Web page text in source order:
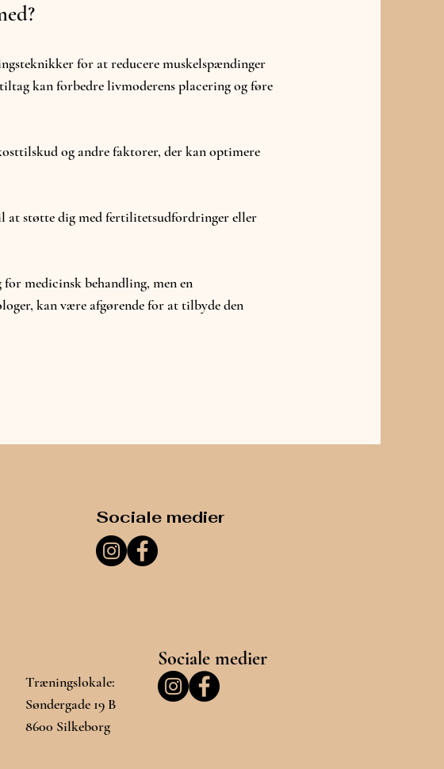
for at reducere muskelspændinger
kan forbedre livmoderens placering og føre
og andre faktorer, der kan optimere
at støtte dig med fertilitetsudfordringer eller
medicinsk behandling, men en
kan være afgørende for at tilbyde den
Sociale medier
Træningslokale:
Søndergade 19 B
8600 Silkeborg
Sociale medier